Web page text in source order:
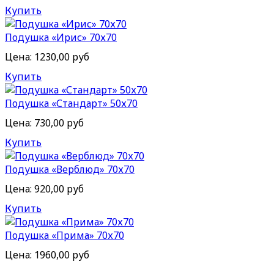
Купить
Подушка «Ирис» 70х70
Цена: 1230,00 руб
Купить
Подушка «Стандарт» 50х70
Цена: 730,00 руб
Купить
Подушка «Верблюд» 70х70
Цена: 920,00 руб
Купить
Подушка «Прима» 70х70
Цена: 1960,00 руб